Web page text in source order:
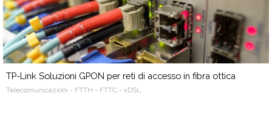
TP-Link Soluzioni GPON per reti di accesso in fibra ottica
Telecomunicazioni - FTTH - FTTC - xDSL